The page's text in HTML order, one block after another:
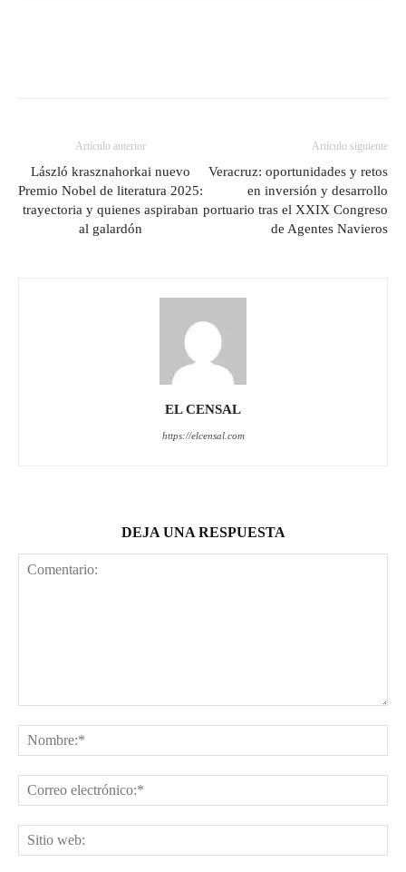
Artículo anterior
László krasznahorkai nuevo
Premio Nobel de literatura 2025:
trayectoria y quienes aspiraban
al galardón
Artículo siguiente
Veracruz: oportunidades y retos
en inversión y desarrollo
portuario tras el XXIX Congreso
de Agentes Navieros
EL CENSAL
https://elcensal.com
DEJA UNA RESPUESTA